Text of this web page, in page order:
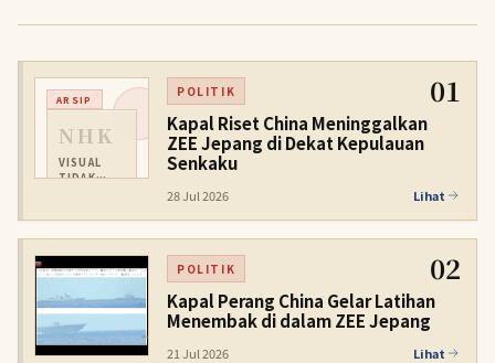
ARSIP
NHK
VISUAL
TIDAK
POLITIK 01
Kapal Riset China Meninggalkan
ZEE Jepang di Dekat Kepulauan
Senkaku
28 Jul 2026 Lihat
POLITIK 02
Kapal Perang China Gelar Latihan
Menembak di dalam ZEE Jepang
21 Jul 2026 Lihat